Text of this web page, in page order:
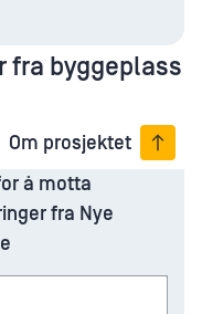
fra byggeplass
Om prosjektet
å motta
fra Nye